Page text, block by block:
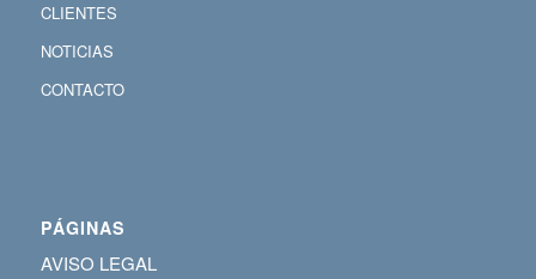
CLIENTES
NOTICIAS
CONTACTO
PÁGINAS
AVISO LEGAL